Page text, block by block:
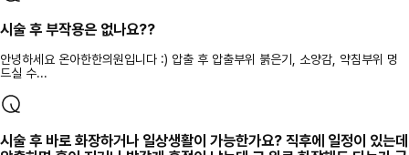
시술 후 부작용은 없나요??
안녕하세요 온아한한의원입니다 :) 압출 후 압출부위 붉은기, 소양감, 약침부위 멍
드실 수...
시술 후 바로 화장하거나 일상생활이 가능한가요? 직후에 일정이 있는데